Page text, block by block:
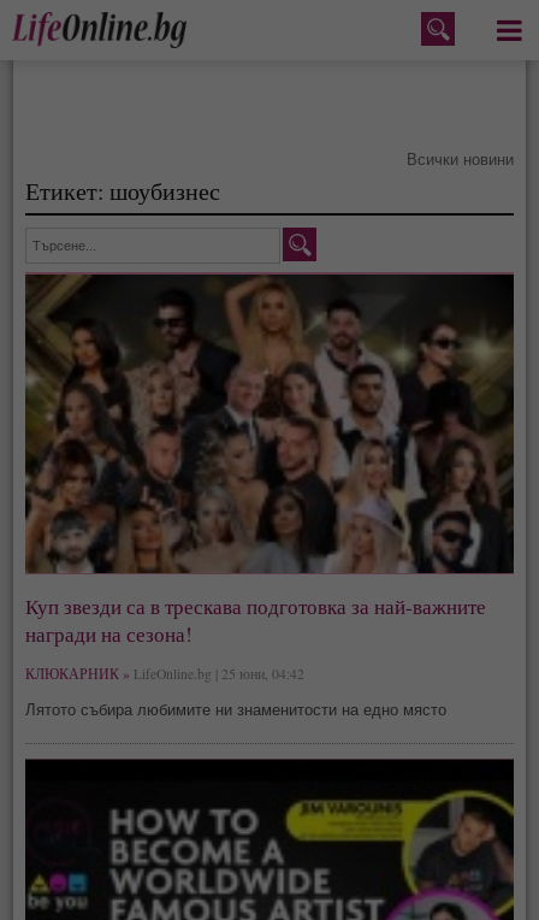
Меню
Всички новини
Етикет: шоубизнес
Куп звезди са в трескава подготовка за най-важните
награди на сезона!
КЛЮКАРНИК » LifeOnline.bg | 25 юни, 04:42
Лятото събира любимите ни знаменитости на едно място